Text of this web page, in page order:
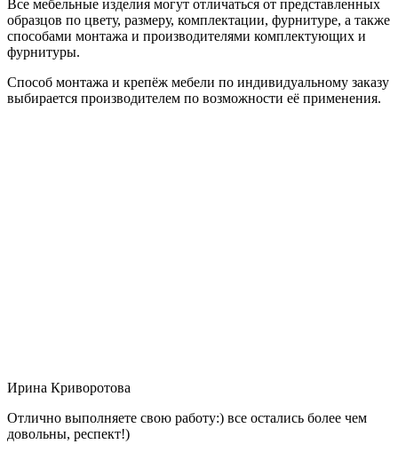
Все мебельные изделия могут отличаться от представленных
образцов по цвету, размеру, комплектации, фурнитуре, а также
способами монтажа и производителями комплектующих и
фурнитуры.
Способ монтажа и крепёж мебели по индивидуальному заказу
выбирается производителем по возможности её применения.
Ирина Криворотова
Отлично выполняете свою работу:) все остались более чем
довольны, респект!)